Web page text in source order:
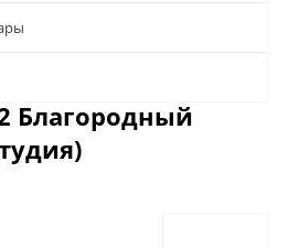
Благородный